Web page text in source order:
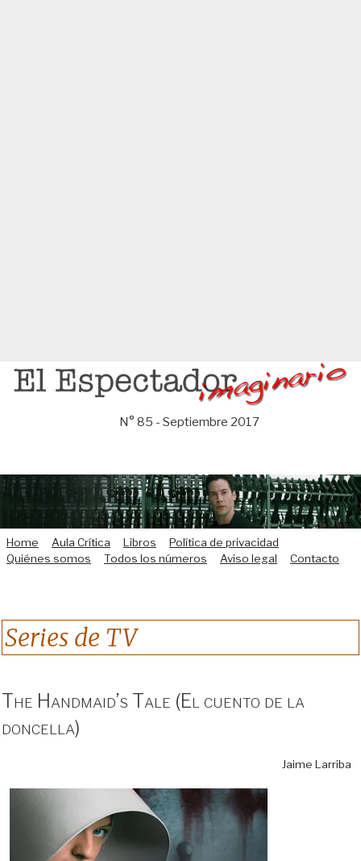
Saltar
N° 85 - Septiembre 2017
Home Aula Crítica Libros
Política de privacidad
Quiénes somos
Todos los números Aviso legal Contacto
Series de TV
The Handmaid’s Tale (El cuento de la
doncella)
Jaime Larriba